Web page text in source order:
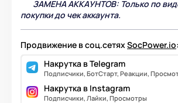
ЗАМЕНА АККАУНТОВ: Только по
покупки до чек аккаунта.
Продвижение в соц.сетяхSocPower.io:
Накрутка в Telegram
Подписчики, БотСтарт, Реакции,
Накрутка в Instagram
Подписчики, Лайки, Просмотры